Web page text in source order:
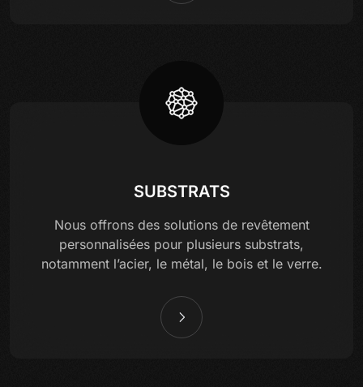
SUBSTRATS
Nous offrons des solutions de revêtement
personnalisées pour plusieurs substrats,
notamment l’acier, le métal, le bois et le verre.